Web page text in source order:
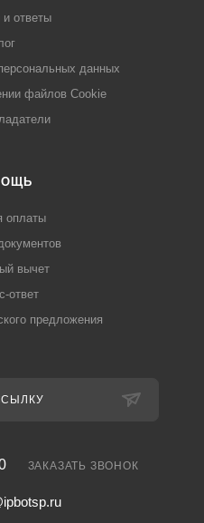
ответы
данных
файлов Cookie
оплаты
вычет
ответ
предложения
ЗАКАЗАТЬ ЗВОНОК